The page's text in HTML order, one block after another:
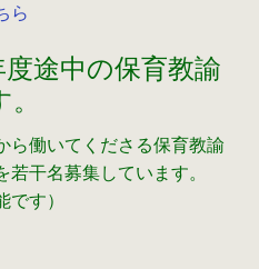
ら
途中の保育教諭
働いてくださる保育教諭
若干名募集しています。
す）